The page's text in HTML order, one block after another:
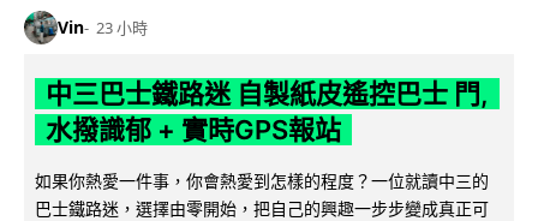
Vin 23 小時
中三巴士鐵路迷 自製紙皮遙控巴士 門,
水撥識郁 + 實時GPS報站
如果你熱愛一件事，你會熱愛到怎樣的程度？一位就讀中三的
巴士鐵路迷，選擇由零開始，把自己的興趣一步步變成真正可